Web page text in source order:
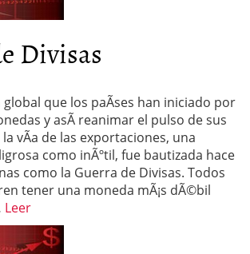
Divisas
global que los paÃ­ses han iniciado por
y asÃ­ reanimar el pulso de sus
vÃ­a de las exportaciones, una
como inÃºtil, fue bautizada hace
como la Guerra de Divisas. Todos
tener una moneda mÃ¡s dÃ©bil
Leer